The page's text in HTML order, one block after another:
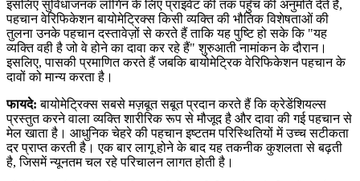
इसलिए सुविधाजनक लॉगिन के लिए प्राइवेट की तक पहुँच की अनुमति देते हैं,
पहचान वेरिफिकेशन बायोमेट्रिक्स किसी व्यक्ति की भौतिक विशेषताओं की
तुलना उनके पहचान दस्तावेज़ों से करते हैं ताकि यह पुष्टि हो सके कि "यह
व्यक्ति वही है जो वे होने का दावा कर रहे हैं" शुरुआती नामांकन के दौरान।
इसलिए, पासकी प्रमाणित करते हैं जबकि बायोमेट्रिक वेरिफिकेशन पहचान के
दावों को मान्य करता है।
फायदे: बायोमेट्रिक्स सबसे मज़बूत सबूत प्रदान करते हैं कि क्रेडेंशियल्स
प्रस्तुत करने वाला व्यक्ति शारीरिक रूप से मौजूद है और दावा की गई पहचान से
मेल खाता है। आधुनिक चेहरे की पहचान इष्टतम परिस्थितियों में उच्च सटीकता
दर प्राप्त करती है। एक बार लागू होने के बाद यह तकनीक कुशलता से बढ़ती
है, जिसमें न्यूनतम चल रहे परिचालन लागत होती है।